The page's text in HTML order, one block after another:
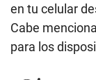
en tu celular
Cabe
para los